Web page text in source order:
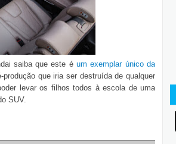
saiba que este éum exemplar único da
que iria ser destruída de qualquer
levar os filhos todos à escola de uma
SUV.